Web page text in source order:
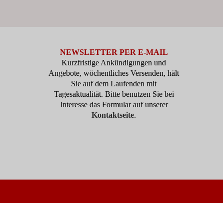
NEWSLETTER PER E-MAIL
Kurzfristige Ankündigungen und
Angebote, wöchentliches Versenden, hält
Sie auf dem Laufenden mit
Tagesaktualität. Bitte benutzen Sie bei
Interesse das Formular auf unserer
Kontaktseite.